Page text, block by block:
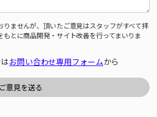
りませんが、頂いたご意見はスタッフがすべて拝
とに商品開発・サイト改善を行ってまいりま
お問い合わせ専用フォームから